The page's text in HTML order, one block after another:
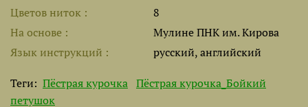
Цветов ниток
8
На основе
Мулине ПНК им. Кирова
Язык инструкций
русский, английский
Теги: Пёстрая курочка Пёстрая курочка_Бойкий
петушок